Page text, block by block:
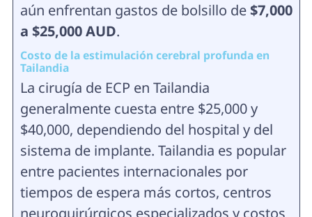
aún enfrentan gastos de bolsillo de $7,000
a $25,000 AUD.
Costo de la estimulación cerebral profunda en
Tailandia
La cirugía de ECP en Tailandia
generalmente cuesta entre $25,000 y
$40,000, dependiendo del hospital y del
sistema de implante. Tailandia es popular
entre pacientes internacionales por
tiempos de espera más cortos, centros